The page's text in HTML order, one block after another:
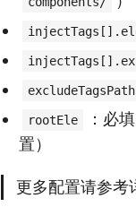
rootEle ：必
置）
更多配置请参考